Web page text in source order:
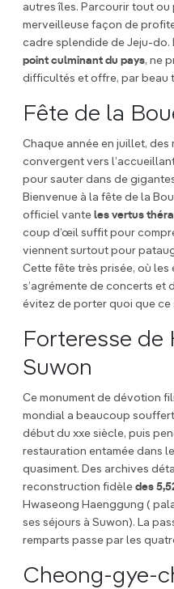
autres îles. Parcourir tout
merveilleuse façon de
cadre splendide de Jeju-do.
point culminant du pays, ne
difficultés et offre, par beau
Fête de la
Chaque année en juillet, des
convergent vers
pour sauter dans de
Bienvenue à la fête de la
officiel vante les vertus
coup d’œil suffit pour
viennent surtout pour
Cette fête très prisée, où les
s’agrémente de concerts et
évitez de porter quoi que ce
Forteresse de
Suwon
Ce monument de dévotion
mondial a beaucoup
début du xxe siècle, puis
restauration entamée dans
quasiment. Des archives
reconstruction fidèle des
Hwaseong Haenggung (
ses séjours à Suwon). La
remparts passe par les
Cheong-gye-